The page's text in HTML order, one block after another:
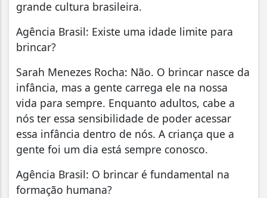
grande cultura brasileira.
Agência Brasil: Existe uma idade limite para
brincar?
Sarah Menezes Rocha: Não. O brincar nasce da
infância, mas a gente carrega ele na nossa
vida para sempre. Enquanto adultos, cabe a
nós ter essa sensibilidade de poder acessar
essa infância dentro de nós. A criança que a
gente foi um dia está sempre conosco.
Agência Brasil: O brincar é fundamental na
formação humana?